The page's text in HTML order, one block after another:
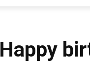
Happy